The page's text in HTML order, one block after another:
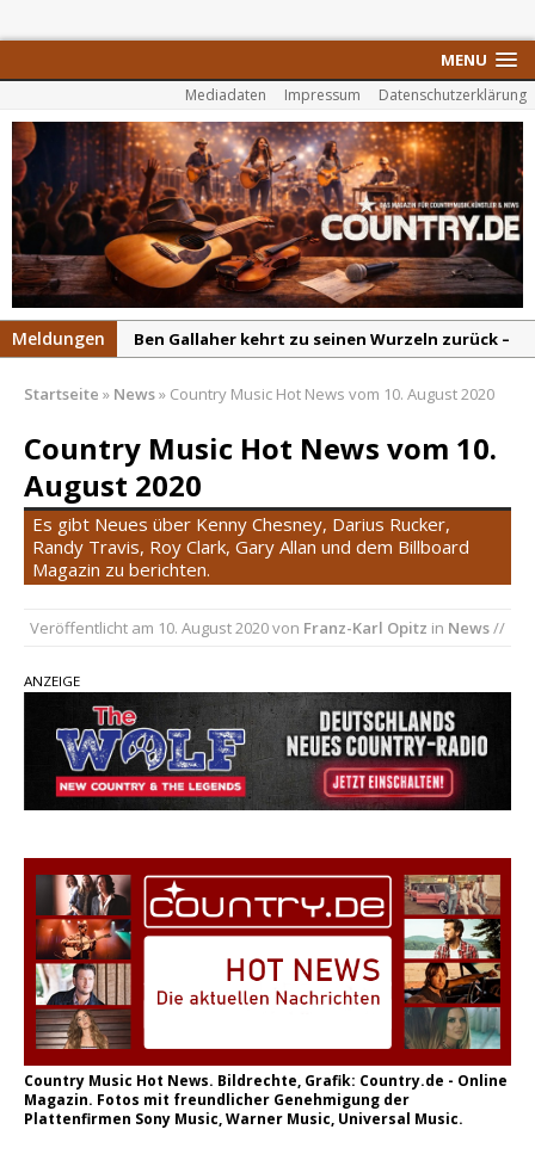
MENU
Mediadaten Impressum Datenschutzerklärung
Meldungen
Ben Gallaher kehrt zu seinen Wurzeln zurück –
Colton Dawson legt mit „Worth It“ nach –
Country mit Herz und Humor
Carly Pearce hinterfragt den ständigen
Vergleich mit anderen
Ella Langley schreibt Musikgeschichte:
„Choosin‘ Texas“ gehört zu den größten Hits
pez veröffentlicht neue Single „Late Night
Sommernächte
Country Music Hot News – 9. August 2026:
Morgan Wallen, Dolly Parton und Riley Green im
Fokus
Startseite » News» Country Music Hot News vom 10. August 2020
Country Music Hot News vom 10.
August 2020
Es gibt Neues über Kenny Chesney, Darius Rucker,
Randy Travis, Roy Clark, Gary Allan und dem Billboard
Magazin zu berichten.
Veröffentlicht am 10. August 2020von Franz-Karl Opitz in News//
ANZEIGE
Country Music Hot News. Bildrechte, Grafik: Country.de - Online
Magazin. Fotos mit freundlicher Genehmigung der
Plattenfirmen Sony Music, Warner Music, Universal Music.